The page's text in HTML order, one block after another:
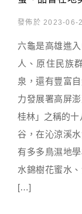
發佈於 2023-06-
六龜是高雄進
人、原住民族
泉，還有豐富
力發展署高屏
桂林」之稱的
谷，在沁涼溪
有多多鳥濕地
水錦樹花蜜水
[…]